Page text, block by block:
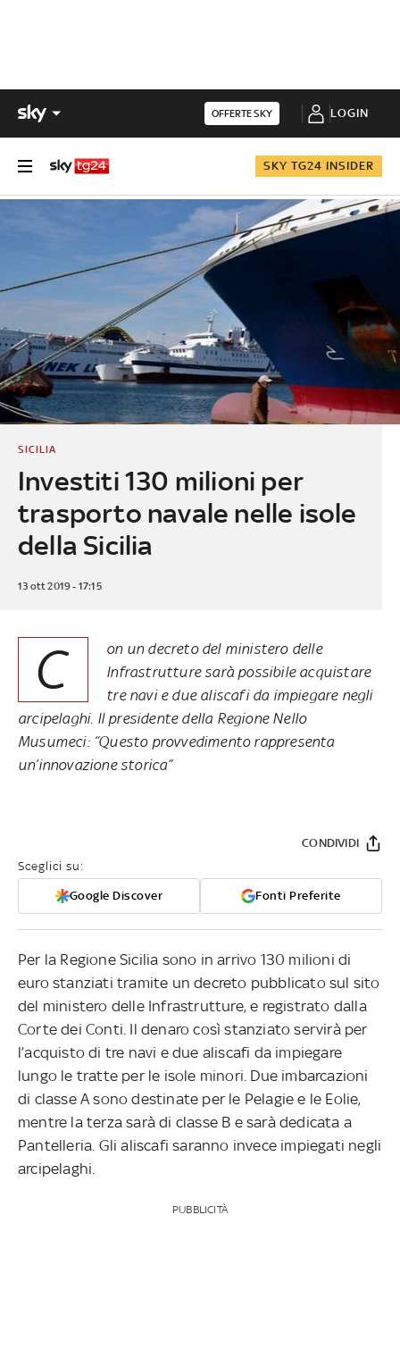
OFFERTE SKY LOGIN
SKY TG24 INSIDER
Investiti 130 milioni per
trasporto navale nelle isole
della Sicilia
SICILIA
13 ott 2019 - 17:15
C
on un decreto del ministero delle
Infrastrutture sarà possibile acquistare
tre navi e due aliscafi da impiegare negli
arcipelaghi. Il presidente della Regione Nello
Musumeci: “Questo provvedimento rappresenta
un’innovazione storica”
Sceglici su:
Google Discover Fonti Preferite
CONDIVIDI
Per la Regione Sicilia sono in arrivo 130 milioni di
euro stanziati tramite un decreto pubblicato sul sito
del ministero delle Infrastrutture, e registrato dalla
Corte dei Conti. Il denaro così stanziato servirà per
l’acquisto di tre navi e due aliscafi da impiegare
lungo le tratte per le isole minori. Due imbarcazioni
di classe A sono destinate per le Pelagie e le Eolie,
mentre la terza sarà di classe B e sarà dedicata a
Pantelleria. Gli aliscafi saranno invece impiegati negli
arcipelaghi.
PUBBLICITÀ